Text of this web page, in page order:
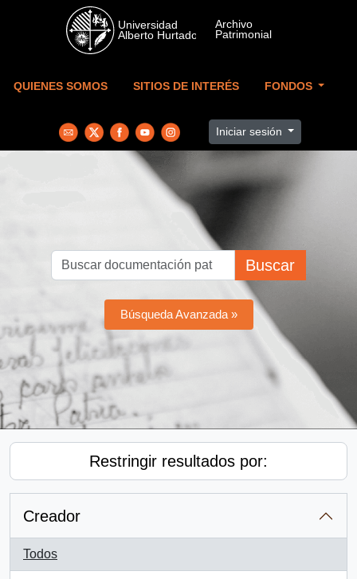
Skip to main content
QUIENES SOMOS SITIOS DE INTERÉS FONDOS
Iniciar sesión
Buscar
Búsqueda Avanzada »
Restringir resultados por:
Creador
Todos